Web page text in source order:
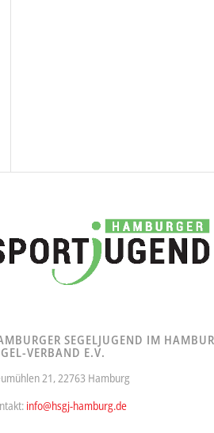
SEGELJUGEND IM
VERBAND E.V.
21, 22763 Hamburg
info@hsgj-hamburg.de